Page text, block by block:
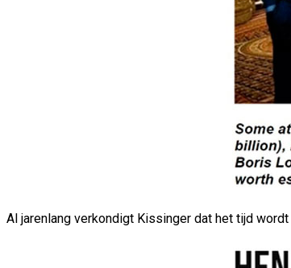
Al jarenlang verkondigt Kissinger dat het tijd